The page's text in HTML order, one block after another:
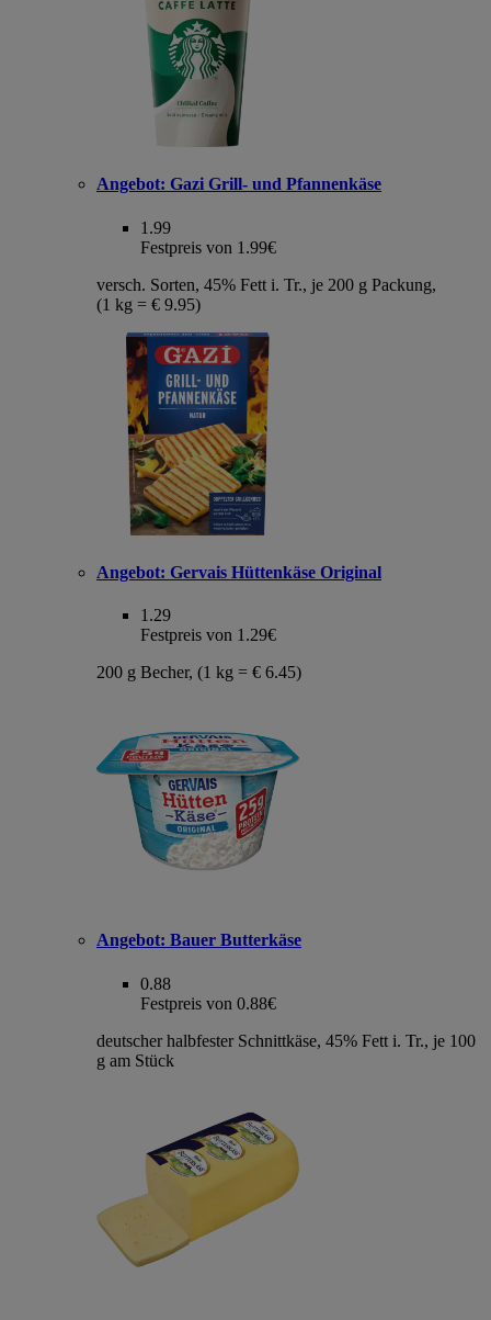
Angebot: Gazi Grill- und Pfannenkäse
1.99
Festpreis von 1.99€
versch. Sorten, 45% Fett i. Tr., je 200 g Packung,
(1 kg = € 9.95)
Angebot: Gervais Hüttenkäse Original
1.29
Festpreis von 1.29€
200 g Becher, (1 kg = € 6.45)
Angebot: Bauer Butterkäse
0.88
Festpreis von 0.88€
deutscher halbfester Schnittkäse, 45% Fett i. Tr., je 100
g am Stück